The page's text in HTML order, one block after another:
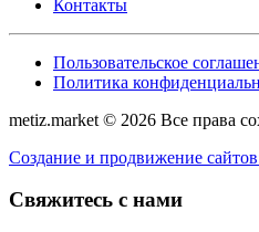
Контакты
Пользовательское
Политика
metiz.market © 2026 Все права
Создание и продвижение
Свяжитесь с нами